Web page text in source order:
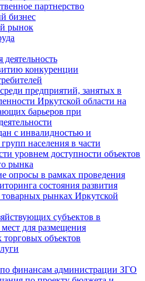
партнерство
бизнес
рынок
конкуренции
предприятий, занятых в
Иркутской области на
барьеров при
с инвалидностью и
населения в части
уровнем доступности объектов
рынка
опросы в рамках проведения
состояния развития
рынках Иркутской
субъектов в
для размещения
объектов
финансам администрации ЗГО